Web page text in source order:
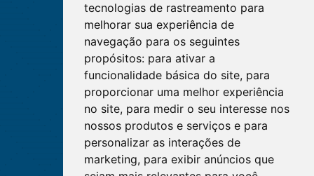
tecnologias de rastreamento para
melhorar sua experiência de
navegação para os seguintes
propósitos: para ativar a
funcionalidade básica do site, para
proporcionar uma melhor experiência
no site, para medir o seu interesse nos
nossos produtos e serviços e para
personalizar as interações de
marketing, para exibir anúncios que